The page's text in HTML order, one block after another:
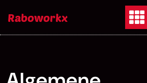
Raboworkx